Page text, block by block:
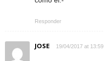
Responder
JOSE 19/04/2017 at 13:59